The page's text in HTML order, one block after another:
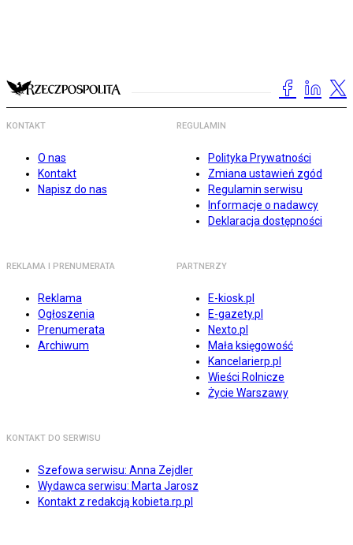
KONTAKT
O nas
Kontakt
Napisz do nas
REGULAMIN
Polityka Prywatności
Zmiana ustawień zgód
Regulamin serwisu
Informacje o nadawcy
Deklaracja dostępności
REKLAMA I PRENUMERATA
Reklama
Ogłoszenia
Prenumerata
Archiwum
PARTNERZY
E-kiosk.pl
E-gazety.pl
Nexto.pl
Mała księgowość
Kancelarierp.pl
Wieści Rolnicze
Życie Warszawy
KONTAKT DO SERWISU
Szefowa serwisu: Anna Zejdler
Wydawca serwisu: Marta Jarosz
Kontakt z redakcją kobieta.rp.pl